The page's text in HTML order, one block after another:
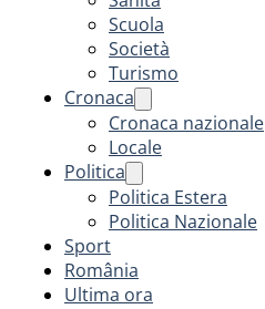
Scuola
Società
Turismo
Cronaca
Cronaca nazionale
Locale
Politica
Politica Estera
Politica Nazionale
Sport
România
Ultima ora